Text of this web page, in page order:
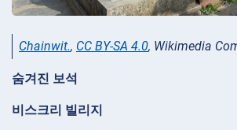
Chainwit., CC BY-SA 4.0, Wikimedia
숨겨진 보석
비스크리 빌리지